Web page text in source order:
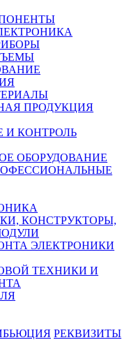
ПРОДУКЦИЯ
И КОНТРОЛЬ
ОБОРУДОВАНИЕ
КОНСТРУКТОРЫ,
ЭЛЕКТРОНИКИ
ТЕХНИКИ И
РЕКВИЗИТЫ